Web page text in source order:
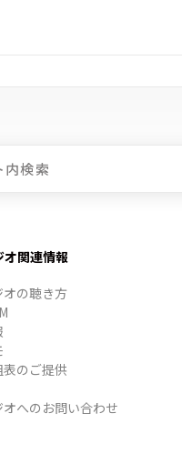
関連情報
の聴き方
表のご提供
へのお問い合わせ